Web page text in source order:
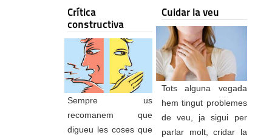
Crítica
constructiva
Sempre us
recomanem que
digueu les coses que
Cuidar la veu
Tots alguna vegada
hem tingut problemes
de veu, ja sigui per
parlar molt, cridar la